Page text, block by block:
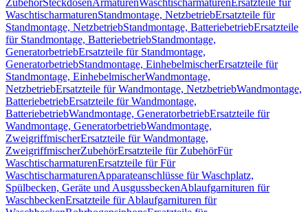
ZubehörSteckdosenArmaturenWaschtischarmaturen Ersatzteile für
WaschtischarmaturenStandmontage, NetzbetriebErsatzteile für
Standmontage, NetzbetriebStandmontage, BatteriebetriebErsatzteile
für Standmontage, BatteriebetriebStandmontage,
GeneratorbetriebErsatzteile für Standmontage,
GeneratorbetriebStandmontage, EinhebelmischerErsatzteile für
Standmontage, EinhebelmischerWandmontage,
NetzbetriebErsatzteile für Wandmontage, NetzbetriebWandmontage,
BatteriebetriebErsatzteile für Wandmontage,
BatteriebetriebWandmontage, GeneratorbetriebErsatzteile für
Wandmontage, GeneratorbetriebWandmontage,
ZweigriffmischerErsatzteile für Wandmontage,
ZweigriffmischerZubehörErsatzteile für ZubehörFür
WaschtischarmaturenErsatzteile für Für
WaschtischarmaturenApparateanschlüsse für Waschplatz,
Spülbecken, Geräte und AusgussbeckenAblaufgarnituren für
WaschbeckenErsatzteile für Ablaufgarnituren für